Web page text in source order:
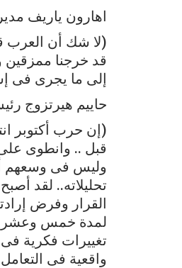
اهارون ياريف
(لا شك أن العرب
قد خرجنا
إلى ما يجرى فى
حاييم هيرتزوج
(إن حرب أكتوبر
قبل .. وانطوى
وليس فى وسعهم
تحليلاته.. لقد
القرار وفرض
لمدة خمس
تغييرات فكرية
واقعية فى